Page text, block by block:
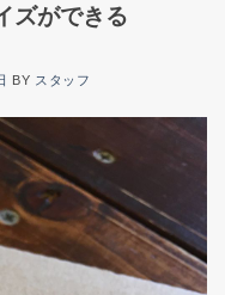
ズができる
BY スタッフ